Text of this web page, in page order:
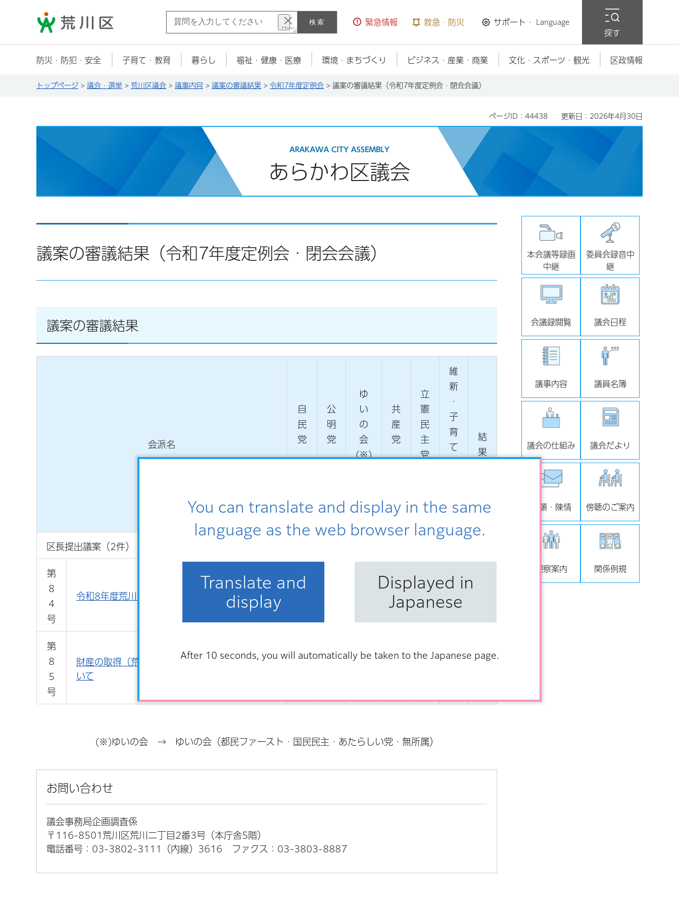
You can translate and display in the same
language as the web browser language.
Translate and
display
Displayed in
Japanese
After 10 seconds, you will automatically be taken to the Japanese page.
荒川区 検索 緊急情報 救急・防災 サポート・ Language
探す
防災・防犯・安全 子育て・教育 暮らし 福祉・健康・医療 環境・まちづくり ビジネス・産業・商業 文化・スポーツ・観光 区政情報
トップページ > 議会・選挙 > 荒川区議会 > 議事内容 > 議案の審議結果 > 令和7年度定例会 > 議案の審議結果（令和7年度定例会・閉会会議）
ページID：44438 更新日：2026年4月30日
あらかわ区議会
議案の審議結果（令和7年度定例会・閉会会議）
議案の審議結果
会派名
自
民
党
公
明
党
ゆ
い
の
会
(※)
共
産
党
立
憲
民
主
党
維
新
・
子
育
て
の
結
果
1
6 6 5 2 1
区長提出議案（2件）
第
8
4
号
令和8年度荒川区一般会計補正予算（第1回）
賛
賛
成
賛
成
賛
成
第
8
5
号
財産の取得（荒川区立教育センター用建物）につ
いて
賛
賛
賛
賛
賛
賛
可
(※)ゆいの会 → ゆいの会（都民ファースト・国民民主・あたらしい党・無所属）
お問い合わせ
議会事務局企画調査係
〒116-8501荒川区荒川二丁目2番3号（本庁舎5階）
電話番号：03-3802-3111（内線）3616
ファクス：03-3803-8887
本会議等録画
中継
委員会録音中
継
会議録閲覧 議会日程
議事内容 議員名簿
議会の仕組み 議会だより
請願・陳情 傍聴のご案内
視察案内 関係例規